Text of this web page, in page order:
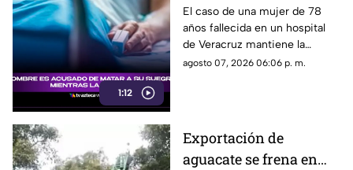
1:12
MATAR a su suegra
mientras la cuidaba en
un hospital de
Veracruz? Esto se sabe
El caso de una mujer de 78
años fallecida en un hospital
de Veracruz mantiene la
atención, mientras se analiza
agosto 07, 2026 06:06 p. m.
Exportación de
aguacate se frena en